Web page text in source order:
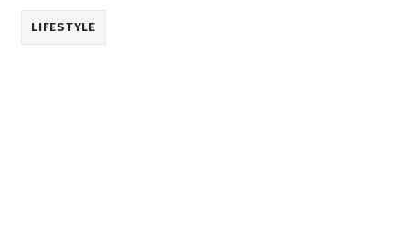
LIFESTYLE